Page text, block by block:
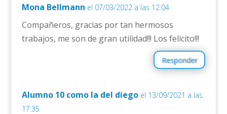
Mona Bellmann el 07/03/2022 a las 12:04
Compañeros, gracias por tan hermosos
trabajos, me son de gran utilidad!!! Los felicito!!!
Responder
Alumno 10 como la del diego el 13/09/2021 a las
17:35